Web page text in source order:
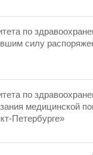
по
силу
по
медицинской
Петербурге»